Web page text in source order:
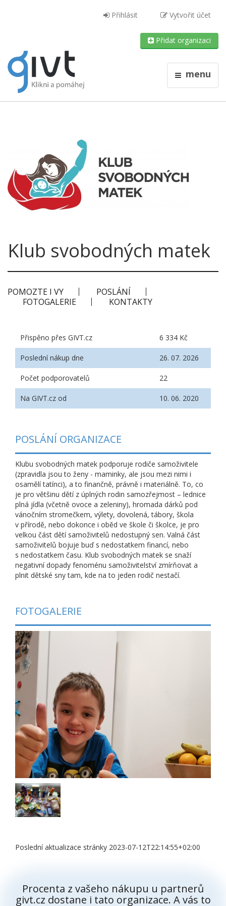
Přihlásit Vytvořit účet
Přidat organizaci
menu
Klub svobodných matek
POMOZTE I VY
POSLÁNÍ
FOTOGALERIE
KONTAKTY
Přispěno přes GIVT.cz 6 334 Kč
Poslední nákup dne 26. 07. 2026
Počet podporovatelů 22
Na GIVT.cz od 10. 06. 2020
POSLÁNÍ ORGANIZACE
Klubu svobodných matek podporuje rodiče samoživitele
(zpravidla jsou to ženy - maminky, ale jsou mezi nimi i
osamělí tatínci), a to finančně, právně i materiálně. To, co
je pro většinu dětí z úplných rodin samozřejmost – lednice
plná jídla (včetně ovoce a zeleniny), hromada dárků pod
vánočním stromečkem, výlety, dovolená, tábory, škola
v přírodě, nebo dokonce i oběd ve škole či školce, je pro
velkou část dětí samoživitelů nedostupný sen. Valná část
samoživitelů bojuje buď s nedostatkem financí, nebo
s nedostatkem času. Klub svobodných matek se snaží
negativní dopady fenoménu samoživitelství zmírňovat a
plnit dětské sny tam, kde na to jeden rodič nestačí.
FOTOGALERIE
Poslední aktualizace stránky 2023-07-12T22:14:55+02:00
Procenta z vašeho nákupu u partnerů
givt.cz dostane i tato organizace. A vás to